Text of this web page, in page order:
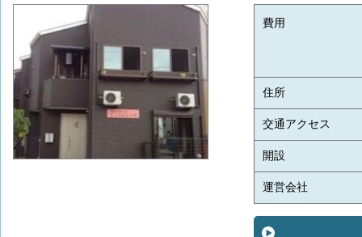
費用
住所
交通アクセス
開設
運営会社